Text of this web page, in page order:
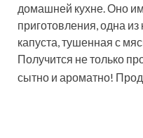
домашней кухне. Оно
приготовления, одна
капуста, тушенная с
Получится не только
сытно и ароматно!